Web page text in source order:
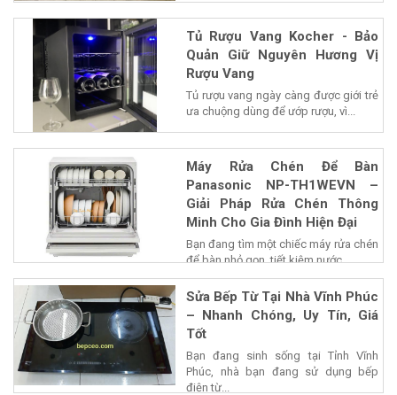
Tủ Rượu Vang Kocher - Bảo
Quản Giữ Nguyên Hương Vị
Rượu Vang
Tủ rượu vang ngày càng được giới trẻ
ưa chuộng dùng để ướp rượu, vì...
Máy Rửa Chén Để Bàn
Panasonic NP-TH1WEVN –
Giải Pháp Rửa Chén Thông
Minh Cho Gia Đình Hiện Đại
Bạn đang tìm một chiếc máy rửa chén
để bàn nhỏ gọn, tiết kiệm nước...
Sửa Bếp Từ Tại Nhà Vĩnh Phúc
– Nhanh Chóng, Uy Tín, Giá
Tốt
Bạn đang sinh sống tại Tỉnh Vĩnh
Phúc, nhà bạn đang sử dụng bếp
điện từ...